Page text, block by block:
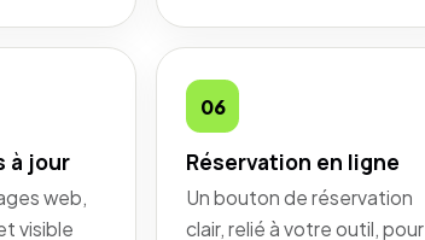
à jour
web,
visible
06
Réservation en ligne
Un bouton de réservation
clair, relié à votre outil, pour